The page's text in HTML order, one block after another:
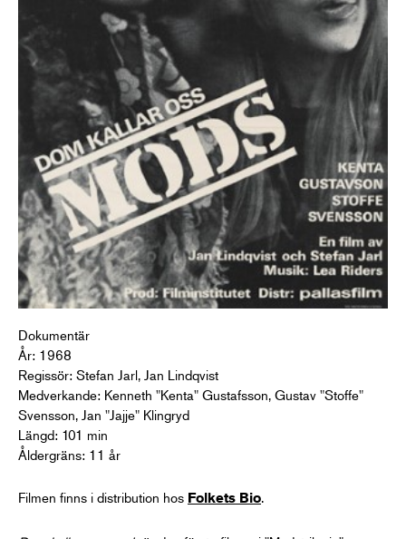
Dokumentär
År: 1968
Regissör: Stefan Jarl, Jan Lindqvist
Medverkande: Kenneth "Kenta" Gustafsson, Gustav "Stoffe"
Svensson, Jan "Jajje" Klingryd
Längd: 101 min
Åldergräns: 11 år
Filmen finns i distribution hos Folkets Bio.